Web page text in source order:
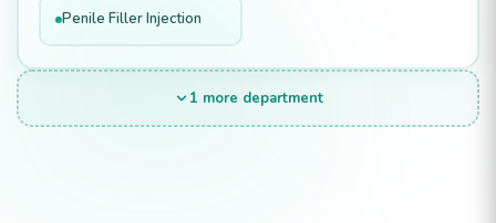
Penile Filler Injection
1 more department